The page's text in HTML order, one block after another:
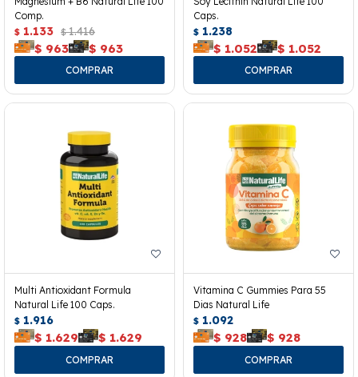
Comp.
$ 1.133 $ 1.416
$ 963 $ 963
Caps.
$ 1.238
$ 1.052 $ 1.052
Multi Antioxidant Formula
Natural Life 100 Caps.
$ 1.916
$ 1.629 $ 1.629
Vitamina C Gummies Para 55
Dias Natural Life
$ 1.092
$ 928 $ 928